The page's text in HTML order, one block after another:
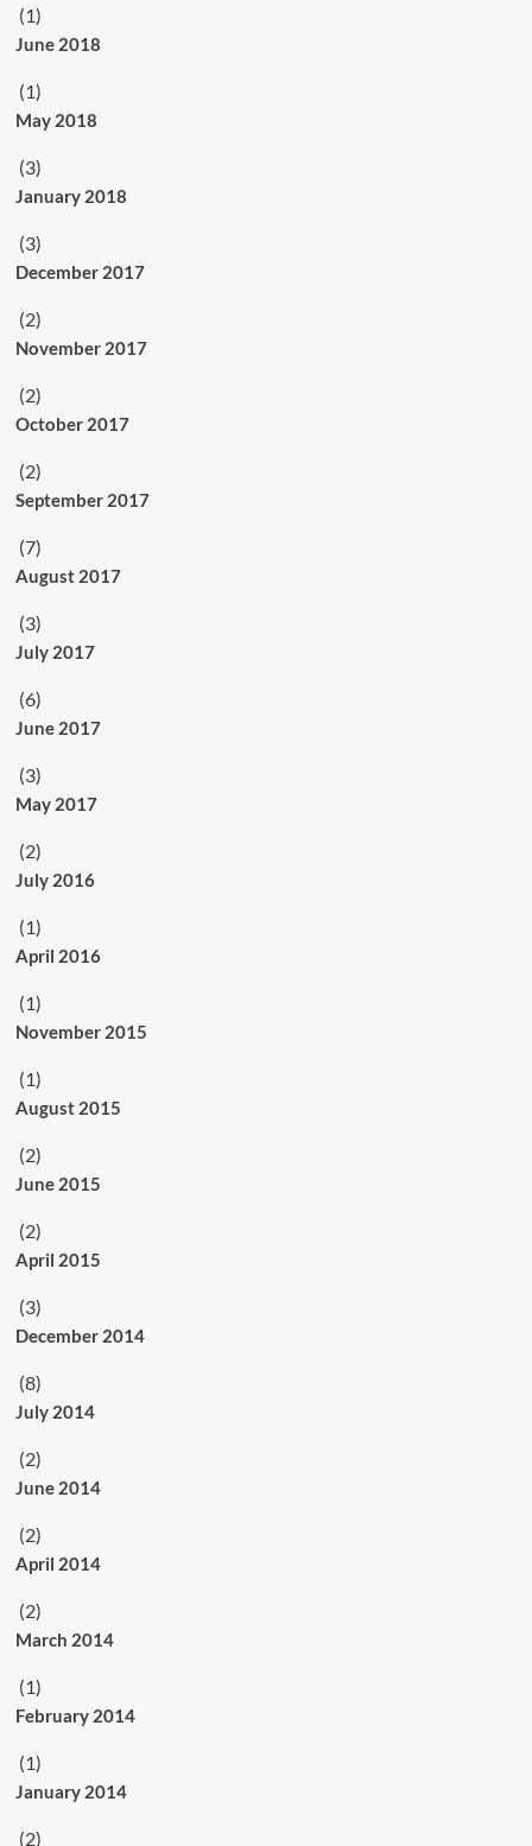
(1)
June 2018
(1)
May 2018
(3)
January 2018
(3)
December 2017
(2)
November 2017
(2)
October 2017
(2)
September 2017
(7)
August 2017
(3)
July 2017
(6)
June 2017
(3)
May 2017
(2)
July 2016
(1)
April 2016
(1)
November 2015
(1)
August 2015
(2)
June 2015
(2)
April 2015
(3)
December 2014
(8)
July 2014
(2)
June 2014
(2)
April 2014
(2)
March 2014
(1)
February 2014
(1)
January 2014
(2)